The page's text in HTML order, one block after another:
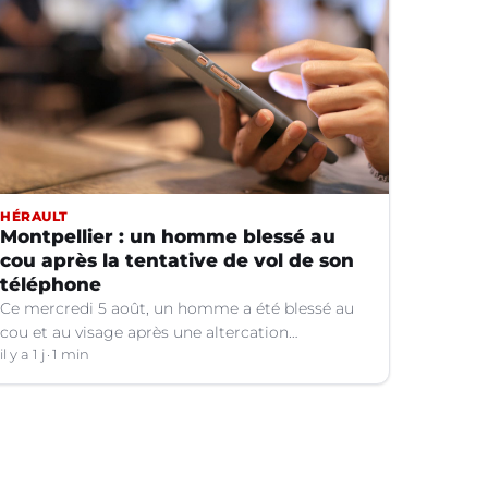
HÉRAULT
Montpellier : un homme blessé au
cou après la tentative de vol de son
téléphone
Ce mercredi 5 août, un homme a été blessé au
cou et au visage après une altercation
concernant un téléphone portable à Montpellier
(Hérault).
il y a 1 j 1 min